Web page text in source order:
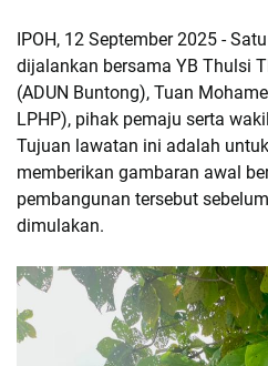
IPOH, 12 September 2025 -
dijalankan bersama YB Thulsi
(ADUN Buntong), Tuan
LPHP), pihak pemaju serta
Tujuan lawatan ini adalah
memberikan gambaran awal
pembangunan tersebut
dimulakan.